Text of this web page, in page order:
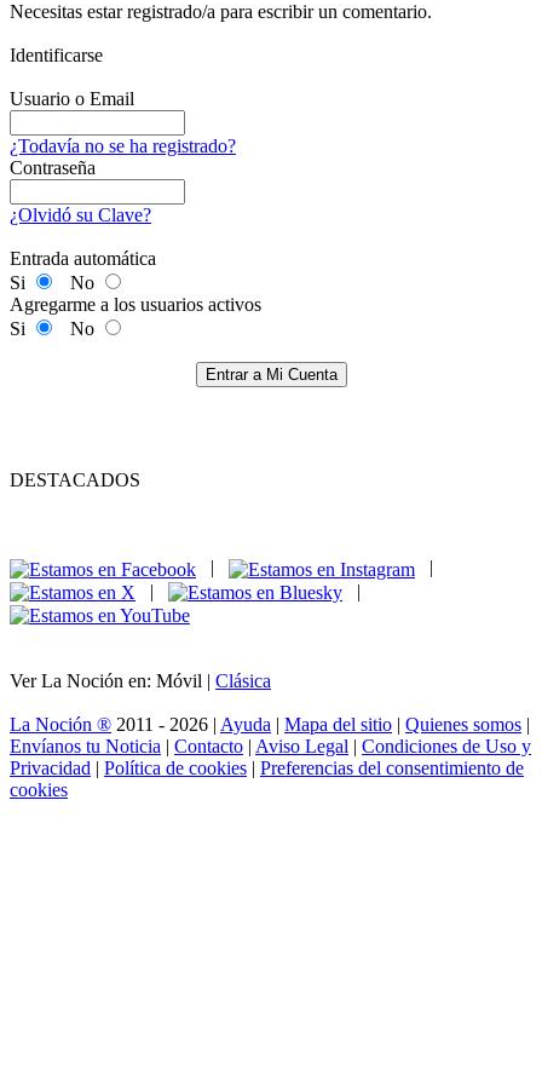
Necesitas estar registrado/a para escribir un comentario.
Identificarse
Usuario o Email
¿Todavía no se ha registrado?
Contraseña
¿Olvidó su Clave?
Entrada automática
Si
No
Agregarme a los usuarios activos
Si
No
Entrar a Mi Cuenta
DESTACADOS
|
|
Ver La Noción en: Móvil | Clásica
La Noción ® 2011 - 2026 | Ayuda | Mapa del sitio | Quienes somos |
Envíanos tu Noticia | Contacto | Aviso Legal | Condiciones de Uso y
Privacidad | Política de cookies | Preferencias del consentimiento de
cookies